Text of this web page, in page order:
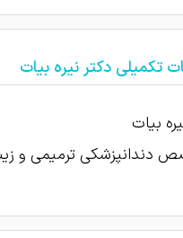
با سلام یکی از
چندین بار به
کردم که متاسفانه فقط چند
شکل ممکن برام درست
موفق باشند.
کلینیک بسیار تمیز و
اطفال بدون بیهوشی ترمیم
تکمیلی دکتر نیره بیات
بیات
دندانپزشکی ترمیمی و